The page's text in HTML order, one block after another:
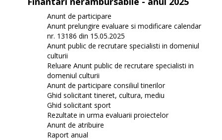
Anunt de participare
Anunt prelungire evaluare si modificare calendar
nr. 13186 din 15.05.2025
Anunt public de recrutare specialisti in domeniul
culturii
Reluare Anunt public de recrutare specialisti in
domeniul culturii
Anunt de participare consiliul tinerilor
Ghid solicitant tineret, cultura, mediu
Ghid solicitant sport
Rezultate in urma evaluarii proiectelor
Anunt de atribuire
Raport anual